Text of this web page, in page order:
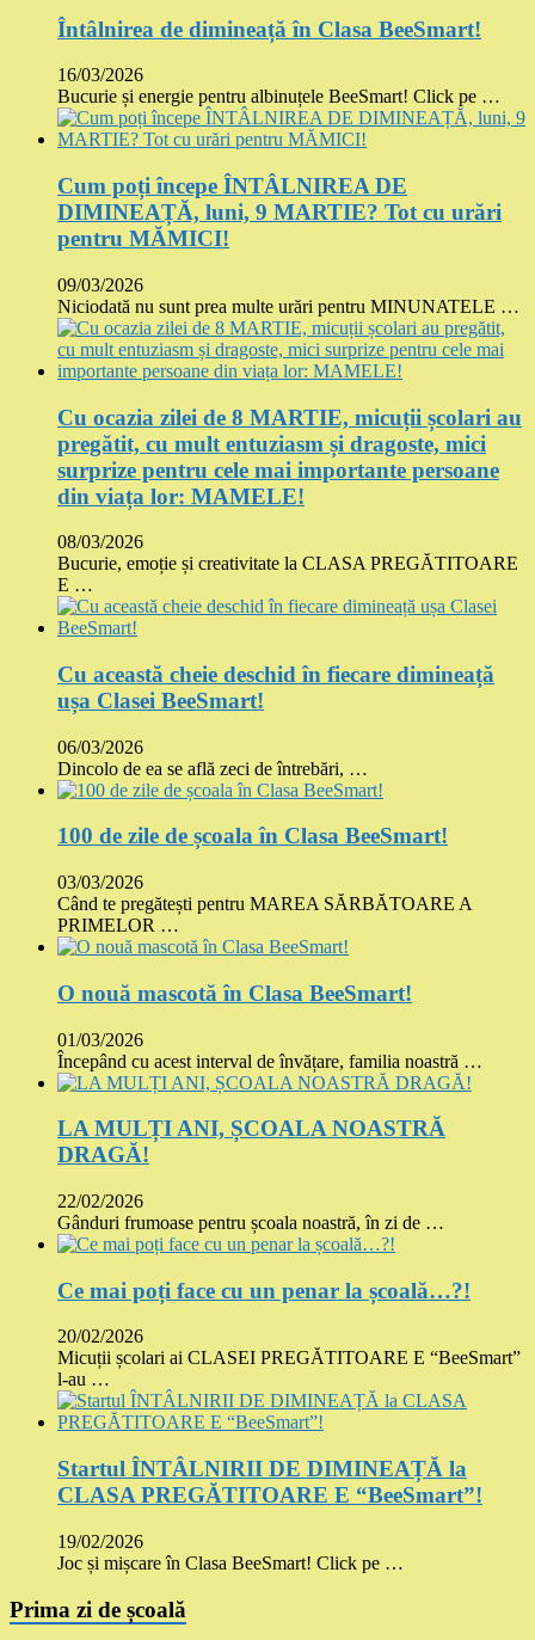
Întâlnirea de dimineață în Clasa BeeSmart!
16/03/2026
Bucurie și energie pentru albinuțele BeeSmart! Click pe …
Cum poți începe ÎNTÂLNIREA DE
DIMINEAȚĂ, luni, 9 MARTIE? Tot cu urări
pentru MĂMICI!
09/03/2026
Niciodată nu sunt prea multe urări pentru MINUNATELE …
Cu ocazia zilei de 8 MARTIE, micuții școlari au
pregătit, cu mult entuziasm și dragoste, mici
surprize pentru cele mai importante persoane
din viața lor: MAMELE!
08/03/2026
Bucurie, emoție și creativitate la CLASA PREGĂTITOARE
E …
Cu această cheie deschid în fiecare dimineață
ușa Clasei BeeSmart!
06/03/2026
Dincolo de ea se află zeci de întrebări, …
100 de zile de școala în Clasa BeeSmart!
03/03/2026
Când te pregătești pentru MAREA SĂRBĂTOARE A
PRIMELOR …
O nouă mascotă în Clasa BeeSmart!
01/03/2026
Începând cu acest interval de învățare, familia noastră …
LA MULȚI ANI, ȘCOALA NOASTRĂ
DRAGĂ!
22/02/2026
Gânduri frumoase pentru școala noastră, în zi de …
Ce mai poți face cu un penar la școală…?!
20/02/2026
Micuții școlari ai CLASEI PREGĂTITOARE E “BeeSmart”
l-au …
Startul ÎNTÂLNIRII DE DIMINEAȚĂ la
CLASA PREGĂTITOARE E “BeeSmart”!
19/02/2026
Joc și mișcare în Clasa BeeSmart! Click pe …
Prima zi de școală